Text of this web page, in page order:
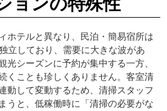
ホテルと異なり、民泊・簡易宿所は
立しており、需要に大きな波があ
光シーズンに予約が集中する一方、
くことも珍しくありません。客室清
動して変動するため、清掃スタッフ
うと、低稼働時に「清掃の必要がな